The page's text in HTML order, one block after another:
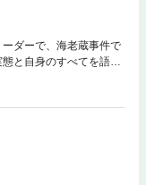
ダーで、海老蔵事件で
と自身のすべてを語
別少年院入りした10
原美優との関係まで、